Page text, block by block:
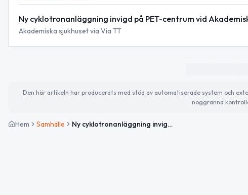
Ny cyklotronanläggning invigd på PET-centrum vid
Akademiska sjukhuset via Via TT
Den här artikeln har producerats med stöd av automatiserade system och
noggranna
Hem Samhälle Ny cyklotronanläggning invigd vid Akademiska sjukhusets PET-centrum